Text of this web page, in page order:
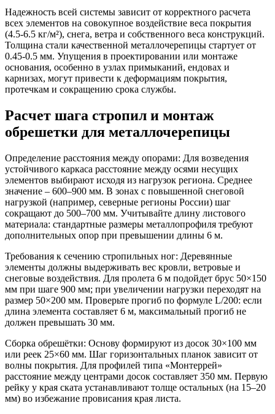
Надежность всей системы зависит от корректного расчета
всех элементов на совокупное воздействие веса покрытия
(4.5-6.5 кг/м²), снега, ветра и собственного веса конструкций.
Толщина стали качественной металлочерепицы стартует от
0.45-0.5 мм. Упущения в проектировании или монтаже
основания, особенно в узлах примыканий, ендовах и
карнизах, могут привести к деформациям покрытия,
протечкам и сокращению срока службы.
Расчет шага стропил и монтаж
обрешетки для металлочерепицы
Определение расстояния между опорами: Для возведения
устойчивого каркаса расстояние между осями несущих
элементов выбирают исходя из нагрузок региона. Среднее
значение – 600–900 мм. В зонах с повышенной снеговой
нагрузкой (например, северные регионы России) шаг
сокращают до 500–700 мм. Учитывайте длину листового
материала: стандартные размеры металлопрофиля требуют
дополнительных опор при превышении длины 6 м.
Требования к сечению стропильных ног: Деревянные
элементы должны выдерживать вес кровли, ветровые и
снеговые воздействия. Для пролета 6 м подойдет брус 50×150
мм при шаге 900 мм; при увеличении нагрузки переходят на
размер 50×200 мм. Проверьте прогиб по формуле L/200: если
длина элемента составляет 6 м, максимальный прогиб не
должен превышать 30 мм.
Сборка обрешётки: Основу формируют из досок 30×100 мм
или реек 25×60 мм. Шаг горизонтальных планок зависит от
волны покрытия. Для профилей типа «Монтеррей»
расстояние между центрами досок составляет 350 мм. Первую
рейку у края ската устанавливают толще остальных (на 15–20
мм) во избежание провисания края листа.